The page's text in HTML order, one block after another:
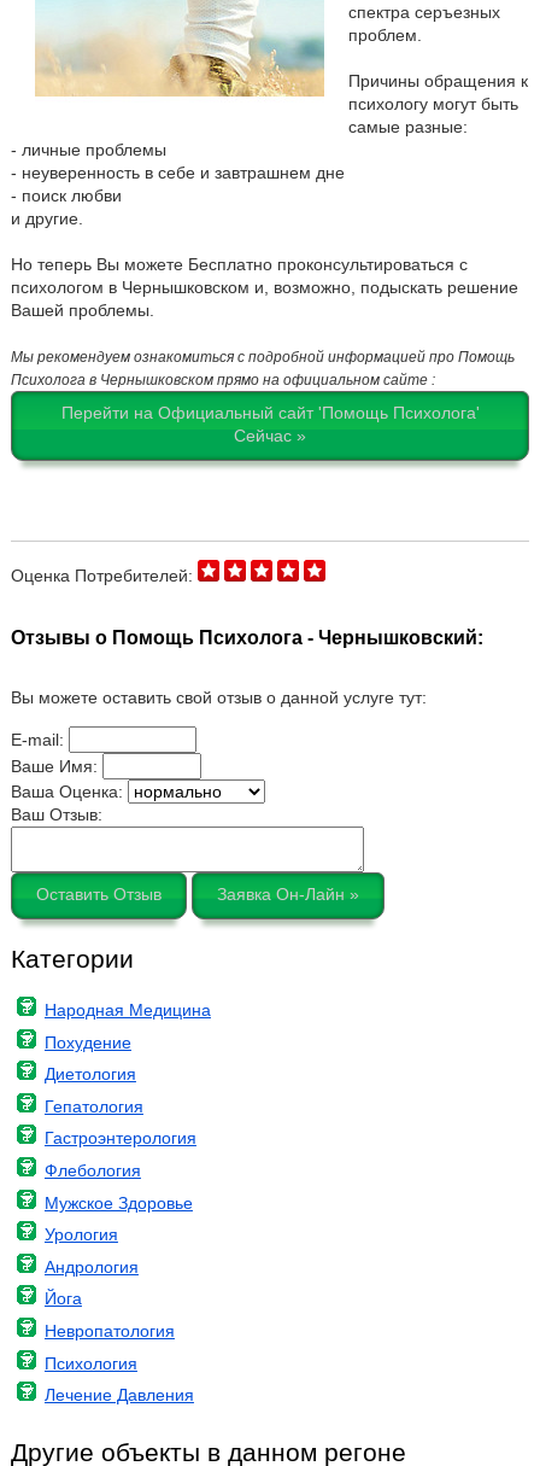
спектра серъезных
проблем.
Причины обращения к
психологу могут быть
самые разные:
- личные проблемы
- неуверенность в себе и завтрашнем дне
- поиск любви
и другие.
Но теперь Вы можете Бесплатно проконсультироваться с
психологом в Чернышковском и, возможно, подыскать решение
Вашей проблемы.
Мы рекомендуем ознакомиться с подробной информацией про Помощь
Психолога в Чернышковском прямо на официальном сайте :
Перейти на Официальный сайт 'Помощь Психолога'
Сейчас »
Оценка Потребителей:
Отзывы о Помощь Психолога - Чернышковский:
Вы можете оставить свой отзыв о данной услуге тут:
E-mail:
Ваше Имя:
Ваша Оценка:
Ваш Отзыв:
Оставить Отзыв Заявка Он-Лайн »
Категории
Народная Медицина
Похудение
Диетология
Гепатология
Гастроэнтерология
Флебология
Мужское Здоровье
Урология
Андрология
Йога
Невропатология
Психология
Лечение Давления
Другие объекты в данном регоне